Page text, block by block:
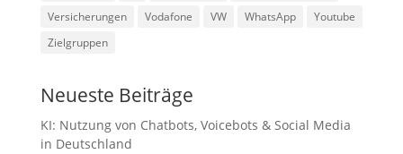
Versicherungen
Vodafone VW WhatsApp
Youtube
Zielgruppen
Neueste Beiträge
KI: Nutzung von Chatbots, Voicebots & Social Media
in Deutschland